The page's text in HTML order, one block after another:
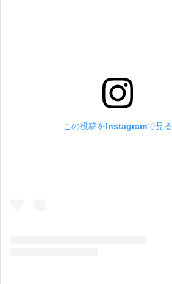
この投稿をInstagramで見る